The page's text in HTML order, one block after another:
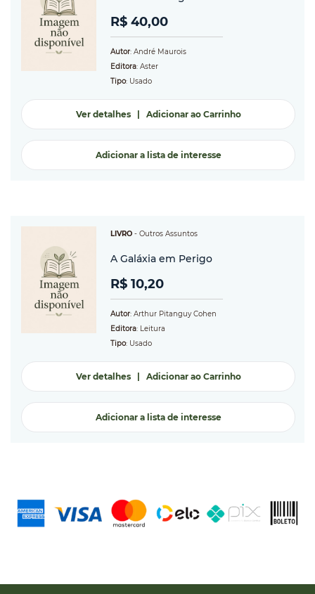
R$ 40,00
Autor: André Maurois
Editora: Aster
Tipo: Usado
Ver detalhes| Adicionar ao Carrinho
Adicionar a lista de interesse
LIVRO - Outros Assuntos
A Galáxia em Perigo
R$ 10,20
Autor: Arthur Pitanguy Cohen
Editora: Leitura
Tipo: Usado
Ver detalhes| Adicionar ao Carrinho
Adicionar a lista de interesse